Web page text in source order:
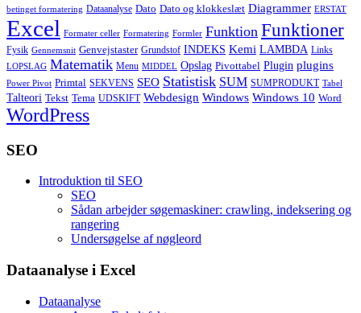
betinget formatering Dataanalyse Dato Dato og klokkeslæt Diagrammer ERSTAT
Excel Formater celler Formatering Formler Funktion Funktioner
Fysik Gennemsnit Genvejstaster Grundstof INDEKS Kemi LAMBDA Links
LOPSLAG Matematik Menu MIDDEL Opslag Pivottabel Plugin plugins
Power Pivot Primtal SEKVENS SEO Statistisk SUM SUMPRODUKT Tabel
Talteori Tekst Tema UDSKIFT Webdesign Windows Windows 10 Word
WordPress
SEO
Introduktion til SEO
SEO
Sådan arbejder søgemaskiner: crawling, indeksering og
rangering
Undersøgelse af nøgleord
Dataanalyse i Excel
Dataanalyse